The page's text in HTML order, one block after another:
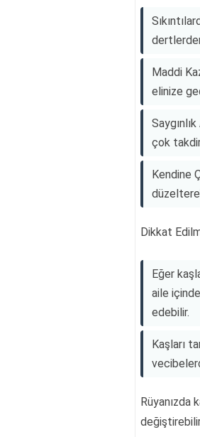
Maddi
elinize
çok
Kendine
Dikkat
Eğer
aile
edebilir.
Kaşları
Rüyanızda